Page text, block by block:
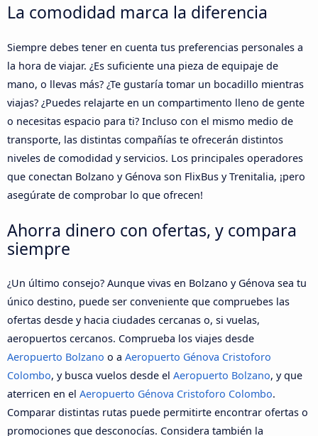
La comodidad marca la diferencia
Siempre debes tener en cuenta tus preferencias personales a
la hora de viajar. ¿Es suficiente una pieza de equipaje de
mano, o llevas más? ¿Te gustaría tomar un bocadillo mientras
viajas? ¿Puedes relajarte en un compartimento lleno de gente
o necesitas espacio para ti? Incluso con el mismo medio de
transporte, las distintas compañías te ofrecerán distintos
niveles de comodidad y servicios. Los principales operadores
que conectan Bolzano y Génova son FlixBus y Trenitalia, ¡pero
asegúrate de comprobar lo que ofrecen!
Ahorra dinero con ofertas, y compara
siempre
¿Un último consejo? Aunque vivas en Bolzano y Génova sea tu
único destino, puede ser conveniente que compruebes las
ofertas desde y hacia ciudades cercanas o, si vuelas,
aeropuertos cercanos. Comprueba los viajes desde
Aeropuerto Bolzano o a Aeropuerto Génova Cristoforo
Colombo, y busca vuelos desde el Aeropuerto Bolzano, y que
aterricen en el Aeropuerto Génova Cristoforo Colombo.
Comparar distintas rutas puede permitirte encontrar ofertas o
promociones que desconocías. Considera también la